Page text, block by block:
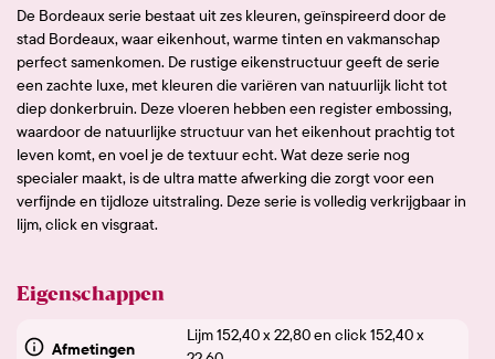
De Bordeaux serie bestaat uit zes kleuren, geïnspireerd door de
stad Bordeaux, waar eikenhout, warme tinten en vakmanschap
perfect samenkomen. De rustige eikenstructuur geeft de serie
een zachte luxe, met kleuren die variëren van natuurlijk licht tot
diep donkerbruin. Deze vloeren hebben een register embossing,
waardoor de natuurlijke structuur van het eikenhout prachtig tot
leven komt, en voel je de textuur echt. Wat deze serie nog
specialer maakt, is de ultra matte afwerking die zorgt voor een
verfijnde en tijdloze uitstraling. Deze serie is volledig verkrijgbaar in
lijm, click en visgraat.
Eigenschappen
Afmetingen
Lijm 152,40 x 22,80 en click 152,40 x